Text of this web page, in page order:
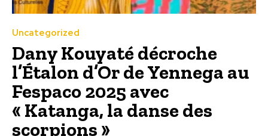
Uncategorized
Dany Kouyaté décroche
l’Étalon d’Or de Yennega au
Fespaco 2025 avec
« Katanga, la danse des
scorpions »